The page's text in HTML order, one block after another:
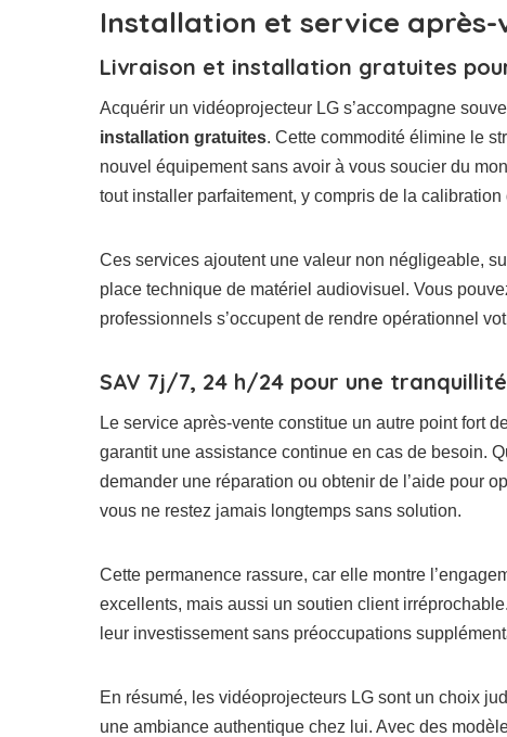
Installation et service après-
Livraison et installation gratuites
Acquérir un vidéoprojecteur LG s’accompagne
installation gratuites. Cette commodité élimine le
nouvel équipement sans avoir à vous soucier du
tout installer parfaitement, y compris de la
Ces services ajoutent une valeur non négligeable,
place technique de matériel audiovisuel. Vous
professionnels s’occupent de rendre opérationnel
SAV 7j/7, 24 h/24 pour une
Le service après-vente constitue un autre point fort
garantit une assistance continue en cas de besoin.
demander une réparation ou obtenir de l’aide pour
vous ne restez jamais longtemps sans solution.
Cette permanence rassure, car elle montre
excellents, mais aussi un soutien client
leur investissement sans préoccupations
En résumé, les vidéoprojecteurs LG sont un choix
une ambiance authentique chez lui. Avec des